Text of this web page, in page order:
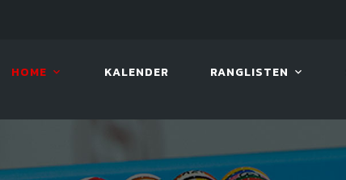
HOME KALENDER RANGLISTEN